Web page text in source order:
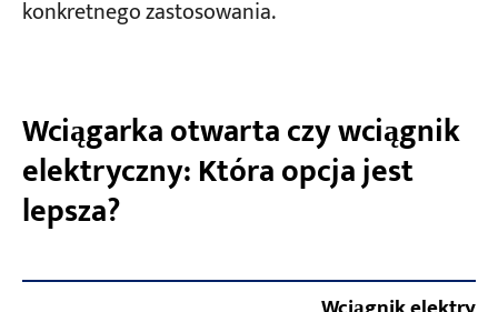
konkretnego zastosowania.
Wciągarka otwarta czy wciągnik
elektryczny: Która opcja jest
lepsza?